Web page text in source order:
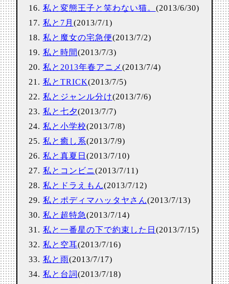
私と変態王子と笑わない猫。 (2013/6/30)
私と7月 (2013/7/1)
私と魔女の宅急便(2013/7/2)
私と時間(2013/7/3)
私と2013年春アニメ (2013/7/4)
私とTRICK(2013/7/5)
私とジャンル分け(2013/7/6)
私と七夕(2013/7/7)
私と小学校(2013/7/8)
私と癒し系(2013/7/9)
私と真夏日 (2013/7/10)
私とコンビニ(2013/7/11)
私とドラえもん(2013/7/12)
私とポディマハッタヤさん(2013/7/13)
私と超特急(2013/7/14)
私と一番星の下で約束した日 (2013/7/15)
私と空耳(2013/7/16)
私と雨(2013/7/17)
私と台詞(2013/7/18)